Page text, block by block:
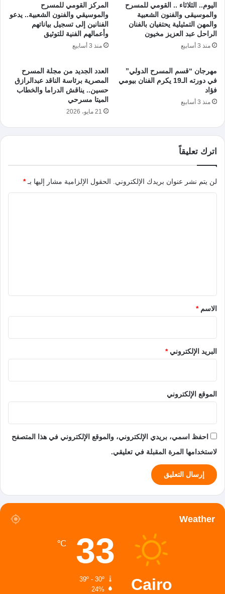
اليوم.. الثلاثاء .. القومي للمسرح
والموسيقى والفنون الشعبية
والمهن التمثيلية يحتفيان بالفنان
الراحل عبد العزيز مخيون
منذ 3 أسابيع
المركز القومي للمسرح
والموسيقي والفنون الشعبية.. يدعو
الفنانين إلى تسجيل بياناتهم
وأعمالهم الفنية للتوثيق
منذ 3 أسابيع
مهرجان “قسم المسرح الدولي”
في دورته الـ19 يكرم الفنان بيومي
فؤاد
منذ 3 أسابيع
العدد الجديد من مجلة المسرح
المصرية برئاسة الناقد عبدالرازق
حسين.. يناقش الدراما والخطاب
الميتا مسرحي
21 مايو، 2026
اترك تعليقاً
لن يتم نشر عنوان بريدك الإلكتروني. الحقول الإلزامية مشار إليها بـ*
*
الاسم*
البريد الإلكتروني*
الموقع الإلكتروني
احفظ اسمي، بريدي الإلكتروني، والموقع الإلكتروني في هذا المتصفح
لاستخدامها المرة المقبلة في تعليقي.
Weather
Cairo
33
℃
39º - 30º
24%